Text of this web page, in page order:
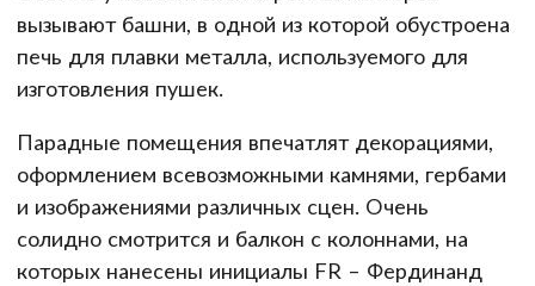
вызывают башни, в одной из которой обустроена
печь для плавки металла, используемого для
изготовления пушек.
Парадные помещения впечатлят декорациями,
оформлением всевозможными камнями, гербами
и изображениями различных сцен. Очень
солидно смотрится и балкон с колоннами, на
которых нанесены инициалы FR – Фердинанд